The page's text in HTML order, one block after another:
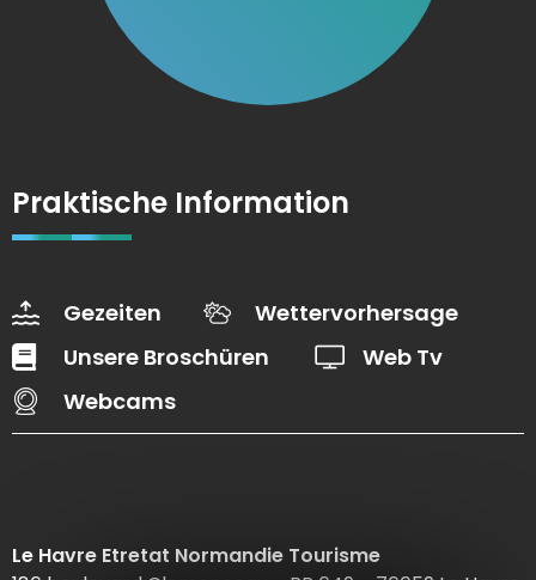
Praktische Information
Gezeiten
Wettervorhersage
Unsere Broschüren
Web Tv
Webcams
Le Havre Etretat Normandie Tourisme